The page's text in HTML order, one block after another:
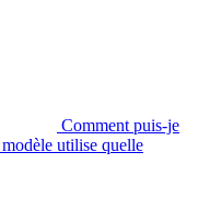
Comment puis-je
utilise quelle